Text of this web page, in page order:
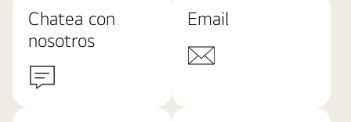
Chatea con
nosotros
Email